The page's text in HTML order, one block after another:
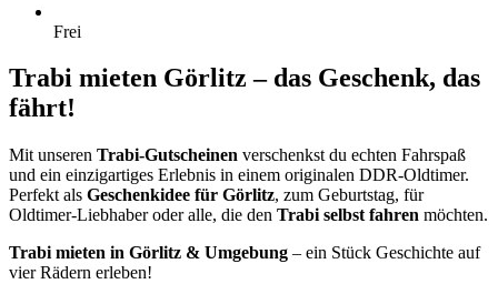
Frei
Trabi mieten Görlitz – das Geschenk, das
fährt!
Mit unseren Trabi-Gutscheinen verschenkst du echten Fahrspaß
und ein einzigartiges Erlebnis in einem originalen DDR-Oldtimer.
Perfekt als Geschenkidee für Görlitz, zum Geburtstag, für
Oldtimer-Liebhaber oder alle, die den Trabi selbst fahren möchten.
Trabi mieten in Görlitz & Umgebung – ein Stück Geschichte auf
vier Rädern erleben!